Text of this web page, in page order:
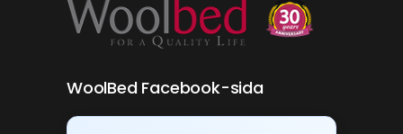
WoolBed Facebook-sida